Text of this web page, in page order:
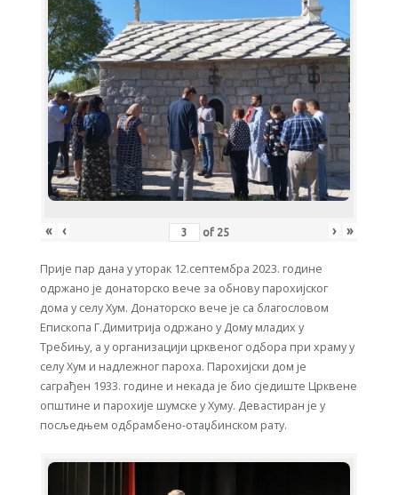
« ‹ of 25 › »
Прије пар дана у уторак 12.септембра 2023. године
одржано је донаторско вече за обнову парохијског
дома у селу Хум. Донаторско вече је са благословом
Епископа Г.Димитрија одржано у Дому младих у
Требињу, а у организацији црквеног одбора при храму у
селу Хум и надлежног пароха. Парохијски дом је
саграђен 1933. године и некада је био сједиште Црквене
општине и парохије шумске у Хуму. Девастиран је у
посљедњем одбрамбено-отаџбинском рату.